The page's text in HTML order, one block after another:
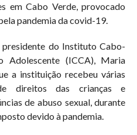
em Cabo Verde, provocado
pandemia da covid-19.
presidente do Instituto Cabo-
Adolescente (ICCA), Maria
a instituição recebeu várias
direitos das crianças e
de abuso sexual, durante
devido à pandemia.